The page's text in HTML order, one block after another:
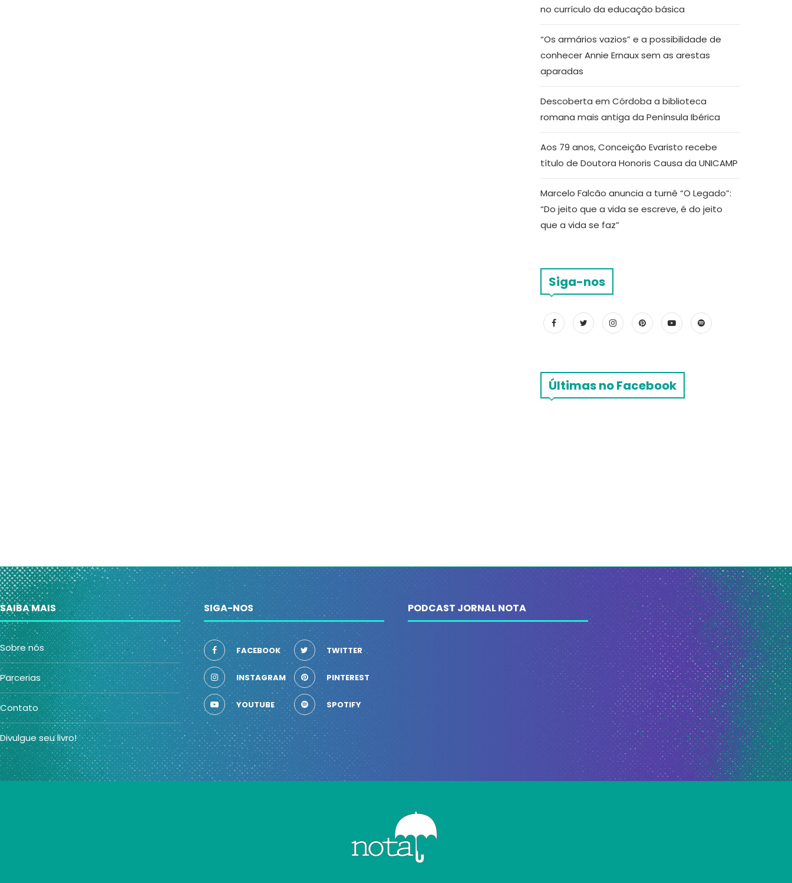
no currículo da educação básica
“Os armários vazios” e a possibilidade de
conhecer Annie Ernaux sem as arestas
aparadas
Descoberta em Córdoba a biblioteca
romana mais antiga da Península Ibérica
Aos 79 anos, Conceição Evaristo recebe
título de Doutora Honoris Causa da UNICAMP
Marcelo Falcão anuncia a turnê “O Legado”:
“Do jeito que a vida se escreve, é do jeito
que a vida se faz”
Siga-nos
Últimas no Facebook
SAIBA MAIS
Sobre nós
Parcerias
Contato
Divulgue seu livro!
SIGA-NOS
FACEBOOK TWITTER
INSTAGRAM PINTEREST
YOUTUBE SPOTIFY
PODCAST JORNAL NOTA